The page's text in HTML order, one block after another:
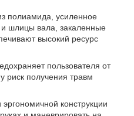
полиамида, усиленное
и шлицы вала, закаленные
высокий ресурс
пользователя от
риск получения травм
конструкции